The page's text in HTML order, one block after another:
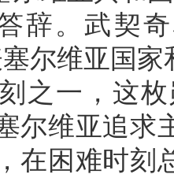
辞。武契
尔维亚国
之一，这
尔维亚追求
在困难时刻